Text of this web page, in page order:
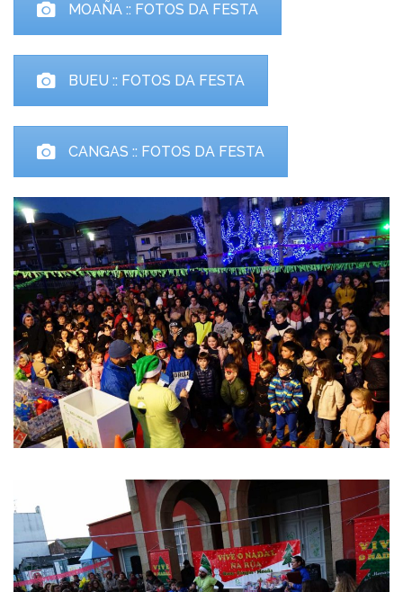
MOAÑA :: FOTOS DA FESTA
BUEU :: FOTOS DA FESTA
CANGAS :: FOTOS DA FESTA